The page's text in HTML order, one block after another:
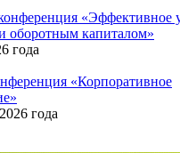
«Эффективное
оборотным капиталом»
года
«Корпоративное
года